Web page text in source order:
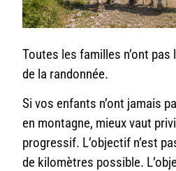
Toutes les familles n’ont pas
de la randonnée.
Si vos enfants n’ont jamais
en montagne, mieux vaut
progressif. L’objectif n’est
de kilomètres possible.